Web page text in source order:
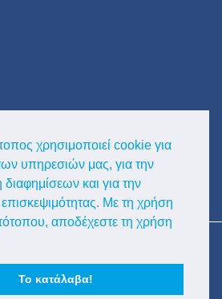
χρησιμοποιεί cookie για
υπηρεσιών μας, για την
διαφημίσεων και για την
Με τη χρήση
αποδέχεστε τη χρήση
Το κατάλαβα!
Διαφημιστική